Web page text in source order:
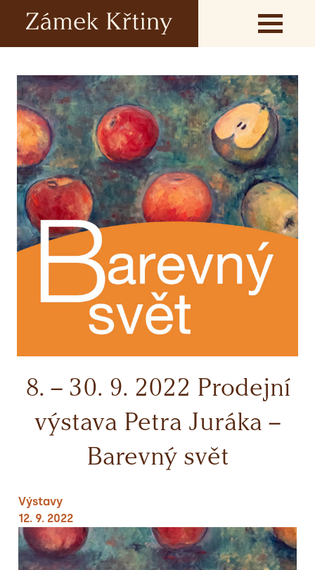
8. – 30. 9. 2022 Prodejní
výstava Petra Juráka –
Barevný svět
Výstavy
12. 9. 2022